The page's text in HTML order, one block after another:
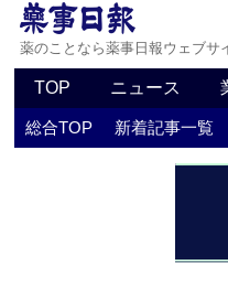
薬のことなら薬事日報ウェブサ
TOP ニュース
総合TOP 新着記事一覧